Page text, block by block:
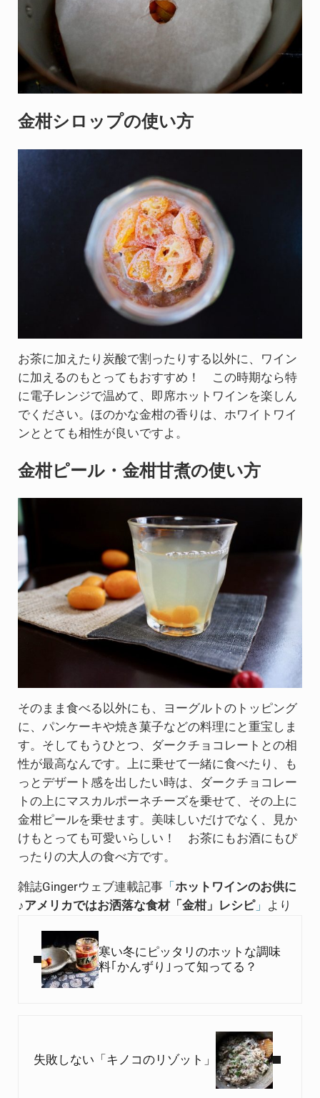
金柑シロップの使い方
​お茶に加えたり炭酸で割ったりする以外に、ワイン
に加えるのもとってもおすすめ！ この時期なら特
に電子レンジで温めて、即席ホットワインを楽しん
でください。ほのかな金柑の香りは、ホワイトワイ
ンととても相性が良いですよ。
金柑ピール・金柑甘煮の使い方
そのまま食べる以外にも、ヨーグルトのトッピング
に、パンケーキや焼き菓子などの料理にと重宝しま
す。そしてもうひとつ、​ダークチョコレートとの相
性が最高なんです。上に乗せて一緒に食べたり、も
っとデザート感を出したい時は、ダークチョコレー
トの上にマスカルポーネチーズを乗せて、その上に
金柑ピールを乗せます。美味しいだけでなく、見か
けもとっても可愛いらしい！ お茶にもお酒にもぴ
ったりの大人の食べ方です。​
雑誌Gingerウェブ連載記事「 ホットワインのお供に
♪アメリカではお洒落な食材「金柑」レシピ」
より
寒い冬にピッタリのホットな調味
料｢かんずり｣って知ってる？
失敗しない「キノコのリゾット」